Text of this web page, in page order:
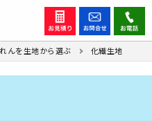
んを生地から選ぶ 化繊生地